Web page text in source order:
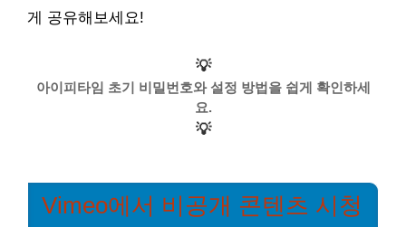
게 공유해보세요!
💡
아이피타임 초기 비밀번호와 설정 방법을 쉽게 확인하세
요.
💡
Vimeo에서 비공개 콘텐츠 시청